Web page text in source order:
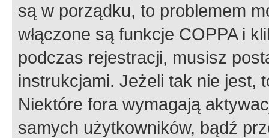
są w porządku, to problemem
włączone są funkcje COPPA i
podczas rejestracji, musisz
instrukcjami. Jeżeli tak nie jest,
Niektóre fora wymagają
samych użytkowników, bądź